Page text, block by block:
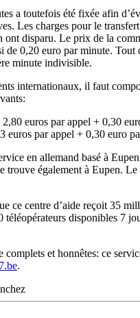
a toutefois été fixée afin
Les charges pour le
ont disparu. Le prix de la
de 0,20 euro par minute. Tout
minute indivisible.
internationaux, il faut
euros par appel + 0,30
euros par appel + 0,30 euro
en allemand basé à
trouve également à Eupen.
ce centre d’aide reçoit 35
téléopérateurs disponibles 7
complets et honnêtes: ce
.